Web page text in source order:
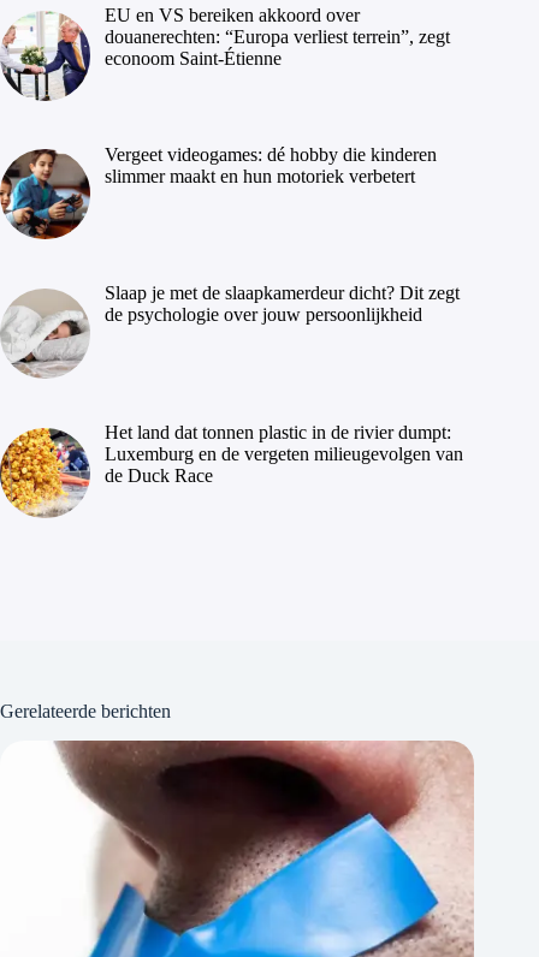
EU en VS bereiken akkoord over
douanerechten: “Europa verliest terrein”, zegt
econoom Saint-Étienne
Vergeet videogames: dé hobby die kinderen
slimmer maakt en hun motoriek verbetert
Slaap je met de slaapkamerdeur dicht? Dit zegt
de psychologie over jouw persoonlijkheid
Het land dat tonnen plastic in de rivier dumpt:
Luxemburg en de vergeten milieugevolgen van
de Duck Race
Gerelateerde berichten